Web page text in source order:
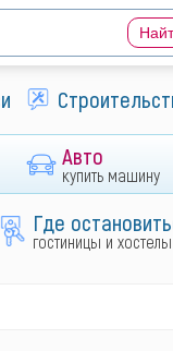
Авто
купить машину
Где
гостиницы и хостелы